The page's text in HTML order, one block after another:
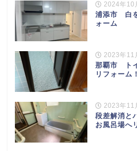
2024年10
浦添市 白
ォーム
2023年11
那覇市 ト
リフォーム！
2023年11
段差解消と
お風呂場へ